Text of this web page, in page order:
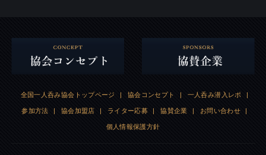
全国一人呑み協会トップページ | 協会コンセプト | 一人呑み潜入レポ |
参加方法 | 協会加盟店 | ライター応募 | 協賛企業 | お問い合わせ |
個人情報保護方針